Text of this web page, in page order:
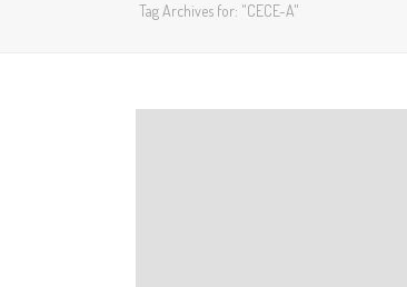
Tag Archives for: "CECE-A"